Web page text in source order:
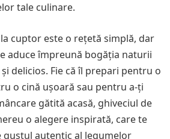
tale culinare.
cuptor este o rețetă simplă, dar
aduce împreună bogăția naturii
delicios. Fie că îl prepari pentru o
o cină ușoară sau pentru a-ți
gătită acasă, ghiveciul de
o alegere inspirată, care te
gustul autentic al legumelor